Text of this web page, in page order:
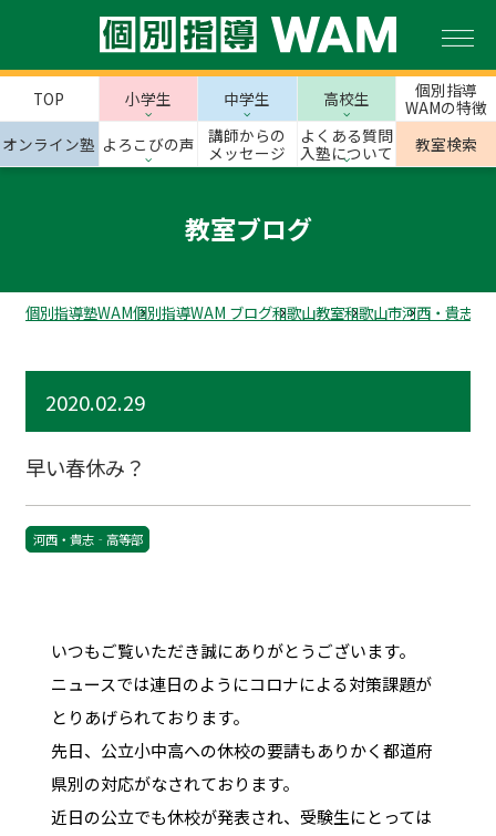
TOP 小学生 中学生 高校生
個別指導
WAMの特徴
オンライン塾 よろこびの声
講師からの
メッセージ
よくある質問
入塾について
教室検索
教室ブログ
個別指導塾WAM個別指導WAM ブログ和歌山教室和歌山市河西・貴志‐
2020.02.29
早い春休み？
河西・貴志‐高等部
いつもご覧いただき誠にありがとうございます。
ニュースでは連日のようにコロナによる対策課題が
とりあげられております。
先日、公立小中高への休校の要請もありかく都道府
県別の対応がなされております。
近日の公立でも休校が発表され、受験生にとっては